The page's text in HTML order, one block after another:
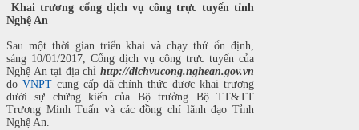
Khai trương cổng dịch vụ công trực tuyến tỉnh
Nghệ An
Sau một thời gian triển khai và chạy thử ổn định,
sáng 10/01/2017, Cổng dịch vụ công trực tuyến của
Nghệ An tại địa chỉ http://dichvucong.nghean.gov.vn
do VNPTcung cấp đã chính thức được khai trương
dưới sự chứng kiến của Bộ trưởng Bộ TT&TT
Trương Minh Tuấn và các đồng chí lãnh đạo Tỉnh
Nghệ An.